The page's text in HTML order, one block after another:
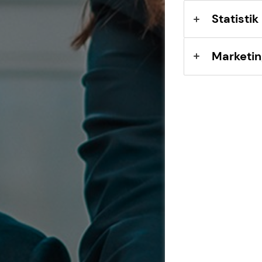
Vermögenssicherung
Statistik